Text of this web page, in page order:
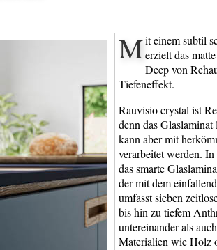
Mit einem subtil
erzielt das
Deep von
Tiefeneffekt.
Rauvisio crystal ist
denn das
kann aber mit
verarbeitet werden.
das smarte
der mit dem
umfasst sieben
bis hin zu tiefem
untereinander als
Materialien wie Holz